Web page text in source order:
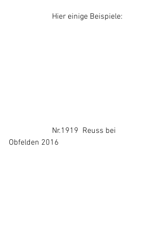
                      Hier einige Beispiele:
Obfelden 2016